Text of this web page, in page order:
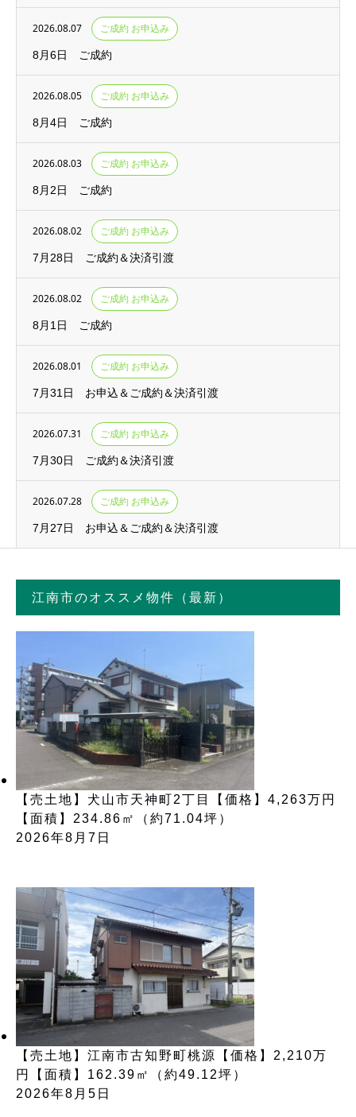
2026.08.07 ご成約 お申込み
8月6日 ご成約
2026.08.05 ご成約 お申込み
8月4日 ご成約
2026.08.03 ご成約 お申込み
8月2日 ご成約
2026.08.02 ご成約 お申込み
7月28日 ご成約＆決済引渡
2026.08.02 ご成約 お申込み
8月1日 ご成約
2026.08.01 ご成約 お申込み
7月31日 お申込＆ご成約＆決済引渡
2026.07.31 ご成約 お申込み
7月30日 ご成約＆決済引渡
2026.07.28 ご成約 お申込み
7月27日 お申込＆ご成約＆決済引渡
江南市のオススメ物件（最新）
【売土地】犬山市天神町2丁目【価格】4,263万円
【面積】234.86㎡（約71.04坪）
2026年8月7日
【売土地】江南市古知野町桃源【価格】2,210万
円【面積】162.39㎡（約49.12坪）
2026年8月5日